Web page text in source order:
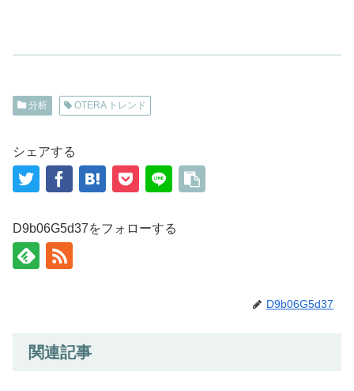
分析 OTERA トレンド
シェアする
D9b06G5d37をフォローする
D9b06G5d37
関連記事